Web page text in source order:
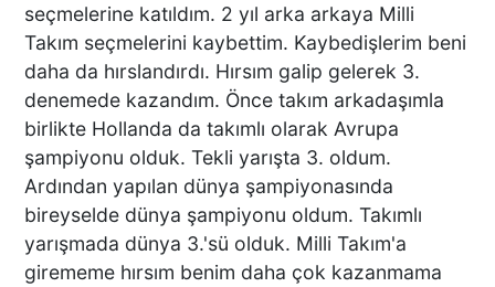
seçmelerine katıldım. 2 yıl arka arkaya Milli
Takım seçmelerini kaybettim. Kaybedişlerim beni
daha da hırslandırdı. Hırsım galip gelerek 3.
denemede kazandım. Önce takım arkadaşımla
birlikte Hollanda da takımlı olarak Avrupa
şampiyonu olduk. Tekli yarışta 3. oldum.
Ardından yapılan dünya şampiyonasında
bireyselde dünya şampiyonu oldum. Takımlı
yarışmada dünya 3.'sü olduk. Milli Takım'a
girememe hırsım benim daha çok kazanmama